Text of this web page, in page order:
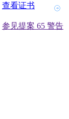
查看证书
参见提案 65 警告